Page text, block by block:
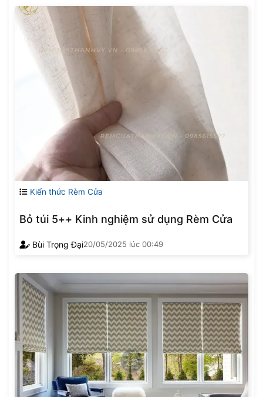
Kiến thức Rèm Cửa
Bỏ túi 5++ Kinh nghiệm sử dụng Rèm Cửa
Bùi Trọng Đại20/05/2025 lúc 00:49